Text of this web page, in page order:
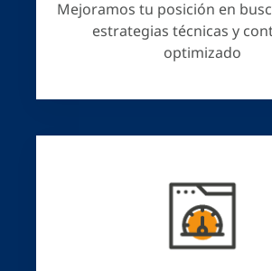
Mejoramos tu posición en
estrategias técnicas y
optimizado